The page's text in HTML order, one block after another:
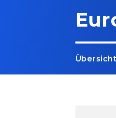
Übersicht